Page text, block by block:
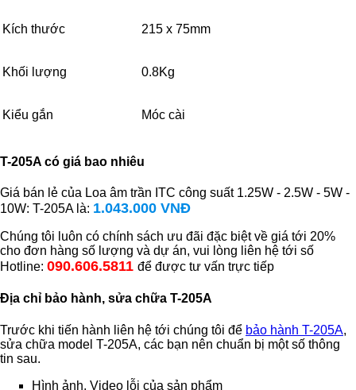
Kích thước 215 x 75mm
Khối lượng 0.8Kg
Kiểu gắn Móc cài
T-205A có giá bao nhiêu
Giá bán lẻ của Loa âm trần ITC công suất 1.25W - 2.5W - 5W -
10W: T-205A là: 1.043.000 VNĐ
Chúng tôi luôn có chính sách ưu đãi đặc biệt về giá tới 20%
cho đơn hàng số lượng và dự án, vui lòng liên hệ tới số
Hotline: 090.606.5811 để được tư vấn trực tiếp
Địa chỉ bảo hành, sửa chữa T-205A
Trước khi tiến hành liên hệ tới chúng tôi để bảo hành T-205A,
sửa chữa model T-205A, các bạn nên chuẩn bị một số thông
tin sau.
Hình ảnh, Video lỗi của sản phẩm